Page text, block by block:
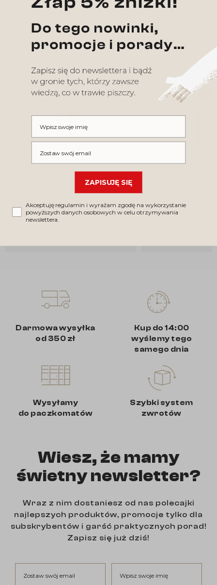
Zobacz także
Radiant Ink Bright Orange [30
ml] [do nauki]
favorite_border
Radiant Ink
[do nauki]
Darmowa wysyłka
od 350 zł
Kup do 14:00
wyślemy tego
samego dnia
Wysyłamy
do paczkomatów
Szybki system
zwrotów
Wiesz, że mamy
świetny newsletter?
Wraz z nim dostaniesz od nas polecajki
najlepszych produktów, promocje tylko dla
subskrybentów i garść praktycznych porad!
Zapisz się już dziś!
ZAPISUJĘ SIĘ
Akceptuję regulamin i wyrażam zgodę na wykorzystanie
powyższych danych osobowych w celu otrzymywania
newslettera.